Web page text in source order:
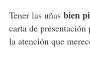
Tener las uñasbien
carta de presentación
la atención que